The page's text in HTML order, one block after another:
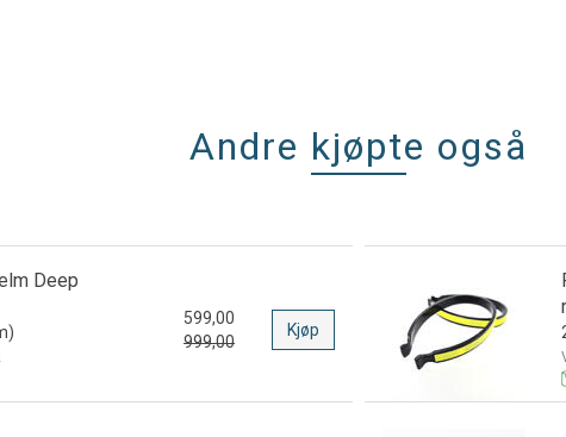
Andre kjøpte også
Deep
599,00
999,00
Kjøp